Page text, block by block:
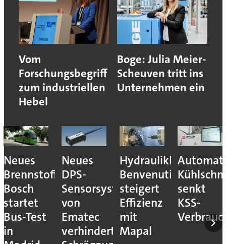
Vom
Forschungsbegriff
zum industriellen
Hebel
Boge: Julia Meier-
Scheuven tritt ins
Unternehmen ein
Neues
Brennstoffzellensystem:
Bosch
startet
Bus-Test
in
Neues
DPS-
Sensorsystem
von
Ematec
verhindert
Hydraulikhersteller
Benvenuti
steigert
Effizienz
mit
Mapal
senkt
KSS-